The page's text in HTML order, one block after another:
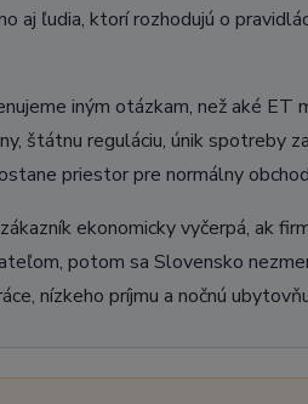
aj ľudia, ktorí rozhodujú o
iným otázkam, než aké
štátnu reguláciu, únik spotreby
priestor pre normálny
ekonomicky vyčerpá, ak
potom sa Slovensko
nízkeho príjmu a nočnú